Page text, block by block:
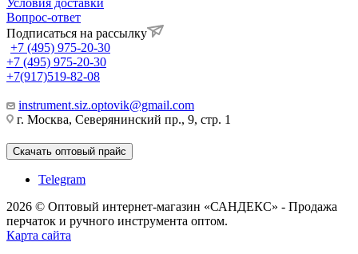
Вопрос-ответ
Подписаться на рассылку
+7 (495) 975-20-30
+7 (495) 975-20-30
+7(917)519-82-08
instrument.siz.optovik@gmail.com
г. Москва, Северянинский пр., 9, стр. 1
Скачать оптовый прайс
Telegram
2026 © Оптовый интернет-магазин «САНДЕКС» - Продажа
перчаток и ручного инструмента оптом.
Карта сайта